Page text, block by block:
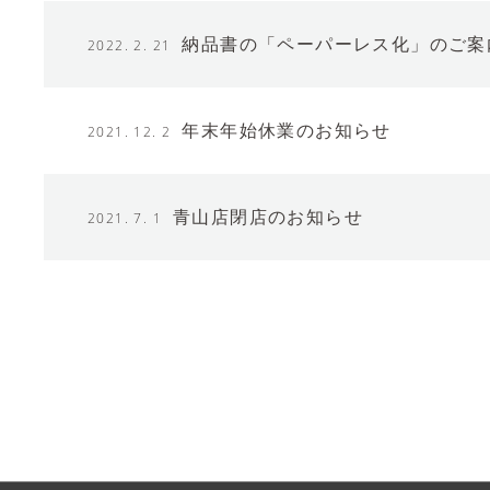
2022. 2. 21 納品書の「ペーパーレス化」のご案
2021. 12. 2 年末年始休業のお知らせ
2021. 7. 1 青山店閉店のお知らせ